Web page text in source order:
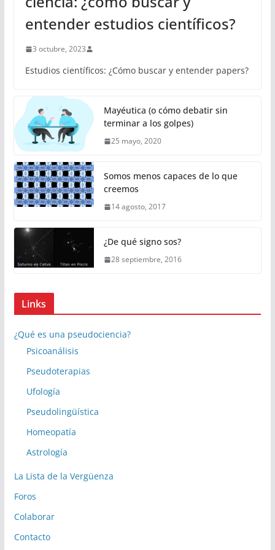
entender estudios científicos?
3 octubre, 2023
Estudios científicos: ¿Cómo buscar y entender papers?
Mayéutica (o cómo debatir sin
terminar a los golpes)
25 mayo, 2020
Somos menos capaces de lo que
creemos
14 agosto, 2017
¿De qué signo sos?
28 septiembre, 2016
Links
¿Qué es una pseudociencia?
Psicoanálisis
Pseudoterapias
Ufología
Pseudolingüística
Homeopatía
Astrología
La Lista de la Vergüenza
Foros
Colaborar
Contacto